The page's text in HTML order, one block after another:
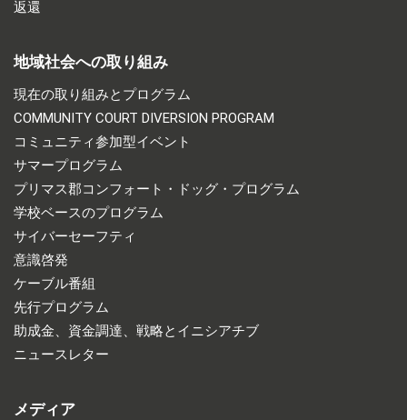
返還
地域社会への取り組み
現在の取り組みとプログラム
COMMUNITY COURT DIVERSION PROGRAM
コミュニティ参加型イベント
サマープログラム
プリマス郡コンフォート・ドッグ・プログラム
学校ベースのプログラム
サイバーセーフティ
意識啓発
ケーブル番組
先行プログラム
助成金、資金調達、戦略とイニシアチブ
ニュースレター
メディア